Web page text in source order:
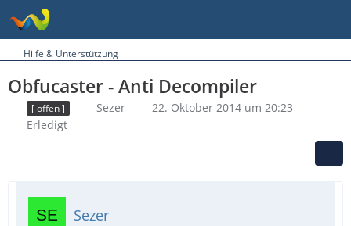
Hilfe & Unterstützung
Obfucaster - Anti Decompiler
[ offen ] Sezer
22. Oktober 2014 um 20:23
Erledigt
Sezer